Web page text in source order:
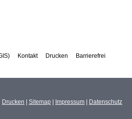
Kontakt Drucken Barrierefrei
Drucken | Sitemap | Impressum | Datenschutz